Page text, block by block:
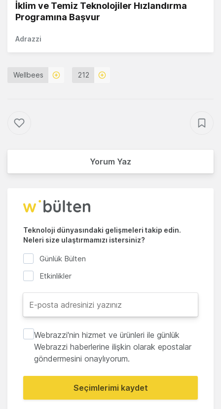
İklim ve Temiz Teknolojiler Hızlandırma
Programına Başvur
Adrazzi
Wellbees 212
Yorum Yaz
Teknoloji dünyasındaki gelişmeleri takip edin.
Neleri size ulaştırmamızı istersiniz?
Günlük Bülten
Etkinlikler
Webrazzi'nin hizmet ve ürünleri ile günlük
Webrazzi haberlerine ilişkin olarak epostalar
göndermesini onaylıyorum.
Seçimlerimi kaydet